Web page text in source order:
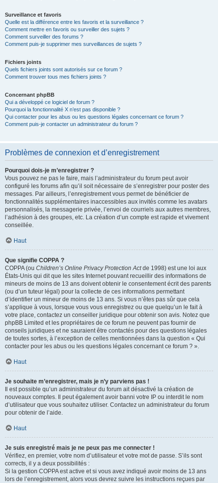
Surveillance et favoris
Quelle est la différence entre les favoris et la surveillance ?
Comment mettre en favoris ou surveiller des sujets ?
Comment surveiller des forums ?
Comment puis-je supprimer mes surveillances de sujets ?
Fichiers joints
Quels fichiers joints sont autorisés sur ce forum ?
Comment trouver tous mes fichiers joints ?
Concernant phpBB
Qui a développé ce logiciel de forum ?
Pourquoi la fonctionnalité X n’est pas disponible ?
Qui contacter pour les abus ou les questions légales concernant ce forum ?
Comment puis-je contacter un administrateur du forum ?
Problèmes de connexion et d’enregistrement
Pourquoi dois-je m’enregistrer ?
Vous pouvez ne pas le faire, mais l’administrateur du forum peut avoir
configuré les forums afin qu’il soit nécessaire de s’enregistrer pour poster des
messages. Par ailleurs, l’enregistrement vous permet de bénéficier de
fonctionnalités supplémentaires inaccessibles aux invités comme les avatars
personnalisés, la messagerie privée, l’envoi de courriels aux autres membres,
l’adhésion à des groupes, etc. La création d’un compte est rapide et vivement
conseillée.
Haut
Que signifie COPPA ?
COPPA (ou Children’s Online Privacy Protection Actde 1998) est une loi aux
États-Unis qui dit que les sites Internet pouvant recueillir des informations de
mineurs de moins de 13 ans doivent obtenir le consentement écrit des parents
(ou d’un tuteur légal) pour la collecte de ces informations permettant
d’identifier un mineur de moins de 13 ans. Si vous n’êtes pas sûr que cela
s’applique à vous, lorsque vous vous enregistrez ou que quelqu’un le fait à
votre place, contactez un conseiller juridique pour obtenir son avis. Notez que
phpBB Limited et les propriétaires de ce forum ne peuvent pas fournir de
conseils juridiques et ne sauraient être contactés pour des questions légales
de toutes sortes, à l’exception de celles mentionnées dans la question « Qui
contacter pour les abus ou les questions légales concernant ce forum ? ».
Haut
Je souhaite m’enregistrer, mais je n’y parviens pas !
Il est possible qu’un administrateur du forum ait désactivé la création de
nouveaux comptes. Il peut également avoir banni votre IP ou interdit le nom
d’utilisateur que vous souhaitez utiliser. Contactez un administrateur du forum
pour obtenir de l’aide.
Haut
Je suis enregistré mais je ne peux pas me connecter !
Vérifiez, en premier, votre nom d’utilisateur et votre mot de passe. S’ils sont
corrects, il y a deux possibilités :
Si la gestion COPPA est active et si vous avez indiqué avoir moins de 13 ans
lors de l’enregistrement, alors vous devrez suivre les instructions reçues par